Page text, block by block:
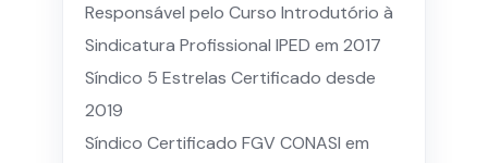
Responsável pelo Curso Introdutório à
Sindicatura Profissional IPED em 2017
Síndico 5 Estrelas Certificado desde
2019
Síndico Certificado FGV CONASI em